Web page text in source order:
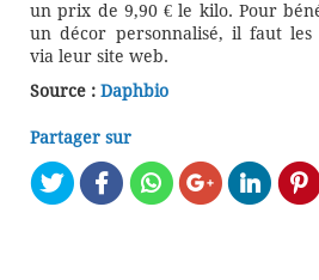
un prix de 9,90 € le kilo. Pour
un décor personnalisé, il faut les
via leur site web.
Source : Daphbio
Partager sur